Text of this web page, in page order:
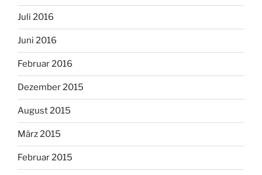
Juli 2016
Juni 2016
Februar 2016
Dezember 2015
August 2015
März 2015
Februar 2015